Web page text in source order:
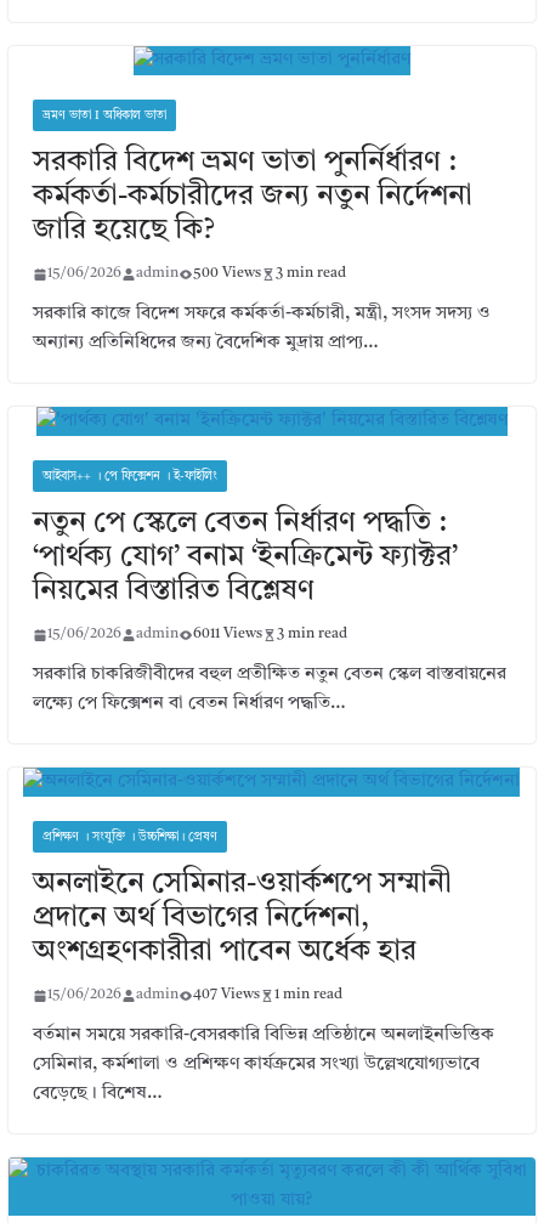
ভ্রমণ ভাতা I অধিকাল ভাতা
সরকারি বিদেশ ভ্রমণ ভাতা পুনর্নির্ধারণ :
কর্মকর্তা-কর্মচারীদের জন্য নতুন নির্দেশনা
জারি হয়েছে কি?
15/06/2026 admin 500 Views 3 min read
সরকারি কাজে বিদেশ সফরে কর্মকর্তা-কর্মচারী, মন্ত্রী, সংসদ সদস্য ও
অন্যান্য প্রতিনিধিদের জন্য বৈদেশিক মুদ্রায় প্রাপ্য…
আইবাস++ । পে ফিক্সেশন । ই-ফাইলিং
নতুন পে স্কেলে বেতন নির্ধারণ পদ্ধতি :
‘পার্থক্য যোগ’ বনাম ‘ইনক্রিমেন্ট ফ্যাক্টর’
নিয়মের বিস্তারিত বিশ্লেষণ
15/06/2026 admin 6011 Views 3 min read
সরকারি চাকরিজীবীদের বহুল প্রতীক্ষিত নতুন বেতন স্কেল বাস্তবায়নের
লক্ষ্যে পে ফিক্সেশন বা বেতন নির্ধারণ পদ্ধতি…
প্রশিক্ষণ । সংযুক্তি । উচ্চশিক্ষা। প্রেষণ
অনলাইনে সেমিনার-ওয়ার্কশপে সম্মানী
প্রদানে অর্থ বিভাগের নির্দেশনা,
অংশগ্রহণকারীরা পাবেন অর্ধেক হার
15/06/2026 admin 407 Views 1 min read
বর্তমান সময়ে সরকারি-বেসরকারি বিভিন্ন প্রতিষ্ঠানে অনলাইনভিত্তিক
সেমিনার, কর্মশালা ও প্রশিক্ষণ কার্যক্রমের সংখ্যা উল্লেখযোগ্যভাবে
বেড়েছে। বিশেষ…